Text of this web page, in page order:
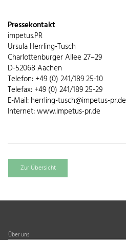
Pressekontakt
impetus.PR
Ursula Herrling-Tusch
Charlottenburger Allee 27–29
D-52068 Aachen
Telefon: +49 (0) 241/189 25-10
Telefax: +49 (0) 241/189 25-29
E-Mail: herrling-tusch@impetus-pr.de
Internet: www.impetus-pr.de
Zur Übersicht
Über uns